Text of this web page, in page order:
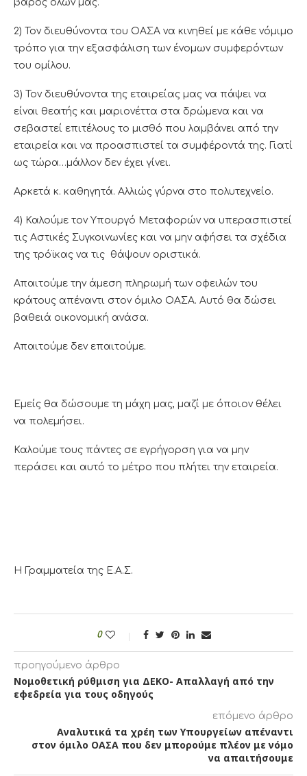
βάρος όλων μας.
2) Τον διευθύνοντα του ΟΑΣΑ να κινηθεί με κάθε νόμιμο
τρόπο για την εξασφάλιση των ένομων συμφερόντων
του ομίλου.
3) Τον διευθύνοντα της εταιρείας μας να πάψει να
είναι θεατής και μαριονέττα στα δρώμενα και να
σεβαστεί επιτέλους το μισθό που λαμβάνει από την
εταιρεία και να προασπιστεί τα συμφέροντά της. Γιατί
ως τώρα…μάλλον δεν έχει γίνει.
Αρκετά κ. καθηγητά. Αλλιώς γύρνα στο πολυτεχνείο.
4) Καλούμε τον Υπουργό Μεταφορών να υπερασπιστεί
τις Αστικές Συγκοινωνίες και να μην αφήσει τα σχέδια
της τρόϊκας να τις θάψουν οριστικά.
Απαιτούμε την άμεση πληρωμή των οφειλών του
κράτους απέναντι στον όμιλο ΟΑΣΑ. Αυτό θα δώσει
βαθειά οικονομική ανάσα.
Απαιτούμε δεν επαιτούμε.
Εμείς θα δώσουμε τη μάχη μας, μαζί με όποιον θέλει
να πολεμήσει.
Καλούμε τους πάντες σε εγρήγορση για να μην
περάσει και αυτό το μέτρο που πλήτει την εταιρεία.
Η Γραμματεία της Ε.Α.Σ.
0
προηγούμενο άρθρο
Νομοθετική ρύθμιση για ΔΕΚΟ- Απαλλαγή από την
εφεδρεία για τους οδηγούς
επόμενο άρθρο
Αναλυτικά τα χρέη των Υπουργείων απέναντι
στον όμιλο ΟΑΣΑ που δεν μπορούμε πλέον με νόμο
να απαιτήσουμε